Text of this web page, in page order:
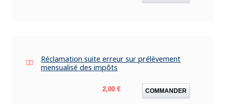
Réclamation suite erreur sur prélèvement
mensualisé des impôts
Prix
2,00 € COMMANDER